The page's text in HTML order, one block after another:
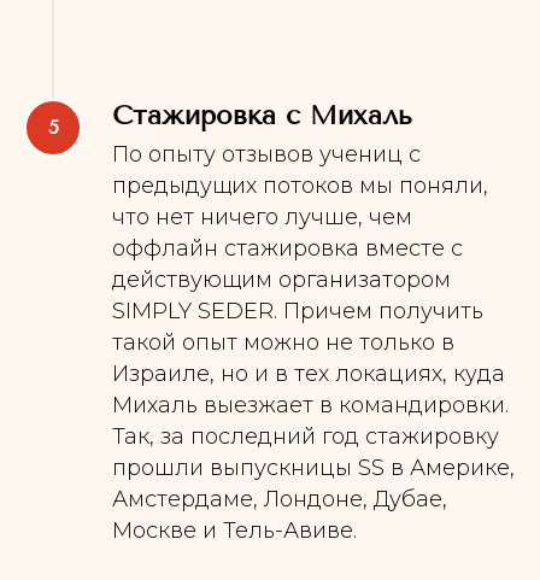
Стажировка с Михаль
По опыту отзывов учениц с
предыдущих потоков мы поняли,
что нет ничего лучше, чем
оффлайн стажировка вместе с
действующим организатором
SIMPLY SEDER. Причем получить
такой опыт можно не только в
Израиле, но и в тех локациях, куда
Михаль выезжает в командировки.
Так, за последний год стажировку
прошли выпускницы SS в Америке,
Амстердаме, Лондоне, Дубае,
Москве и Тель-Авиве.